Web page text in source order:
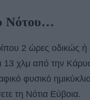
Νότου…
2 ώρες οδικώς ή
χλμ από την
φυσικό
τη Νότια Εύβοια.